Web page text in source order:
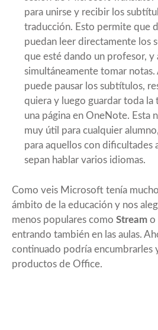
para unirse y recibir los
traducción. Esto permite que
puedan leer directamente los
que esté dando un profesor, y
simultáneamente tomar
puede pausar los subtítulos,
quiera y luego guardar toda la
una página en OneNote. Esta
muy útil para cualquier
para aquellos con dificultades
sepan hablar varios idiomas.
Como veis Microsoft tenía
ámbito de la educación y nos
menos populares como Stream o
entrando también en las aulas.
continuado podría encumbrarles
productos de Office.